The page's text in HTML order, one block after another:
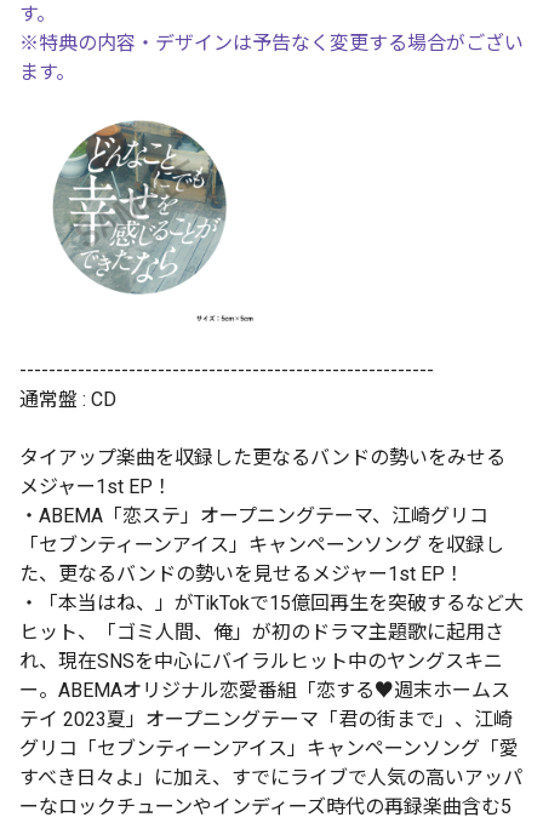
す。
※特典の内容・デザインは予告なく変更する場合がござい
ます。
---------------------------------------------------------
通常盤 : CD
タイアップ楽曲を収録した更なるバンドの勢いをみせる
メジャー1st EP！
・ABEMA「恋ステ」オープニングテーマ、江崎グリコ
「セブンティーンアイス」キャンペーンソング を収録し
た、更なるバンドの勢いを見せるメジャー1st EP！
・「本当はね、」がTikTokで15億回再生を突破するなど大
ヒット、「ゴミ人間、俺」が初のドラマ主題歌に起用さ
れ、現在SNSを中心にバイラルヒット中のヤングスキニ
ー。ABEMAオリジナル恋愛番組「恋する♥週末ホームス
テイ 2023夏」オープニングテーマ「君の街まで」、江崎
グリコ「セブンティーンアイス」キャンペーンソング「愛
すべき日々よ」に加え、すでにライブで人気の高いアッパ
ーなロックチューンやインディーズ時代の再録楽曲含む5